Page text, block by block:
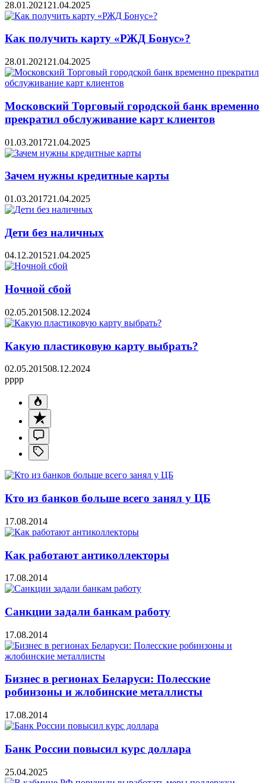
28.01.2021 21.04.2025
Как получить карту «РЖД Бонус»?
28.01.2021 21.04.2025
Московский Торговый городской банк временно
прекратил обслуживание карт клиентов
01.03.201721.04.2025
Зачем нужны кредитные карты
01.03.201721.04.2025
Дети без наличных
04.12.201521.04.2025
Ночной сбой
02.05.201508.12.2024
Какую пластиковую карту выбрать?
02.05.201508.12.2024
pppp
Кто из банков больше всего занял у ЦБ
17.08.2014
Как работают антиколлекторы
17.08.2014
Санкции задали банкам работу
17.08.2014
Бизнес в регионах Беларуси: Полесские
робинзоны и жлобинские металлисты
17.08.2014
Банк России повысил курс доллара
25.04.2025